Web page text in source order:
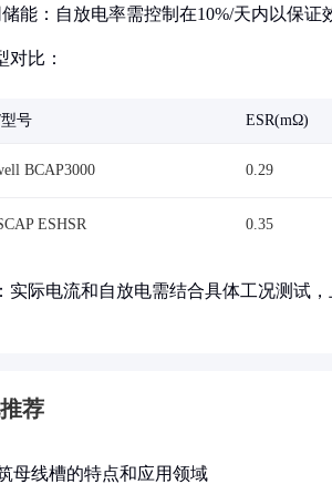
能：自放电率需控制在10%/天内以保证
对比：
号 ESR(mΩ)
BCAP3000 0.29
ESHSR 0.35
实际电流和自放电需结合具体工况测试
荐
母线槽的特点和应用领域